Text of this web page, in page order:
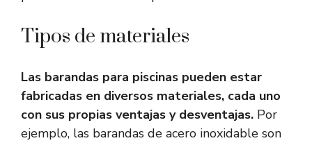
Tipos de materiales
Las barandas para piscinas pueden estar
fabricadas en diversos materiales, cada uno
con sus propias ventajas y desventajas. Por
ejemplo, las barandas de acero inoxidable son